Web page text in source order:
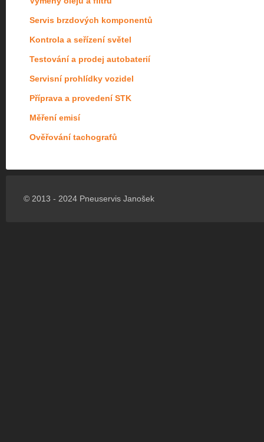
Servis brzdových komponentů
Kontrola a seřízení světel
Testování a prodej autobaterií
Servisní prohlídky vozidel
Příprava a provedení STK
Měření emisí
Ověřování tachografů
© 2013 - 2024 Pneuservis Janošek